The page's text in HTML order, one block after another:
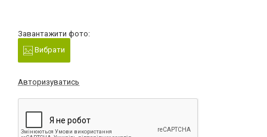
Завантажити фото:
Вибрати
Авторизуватись